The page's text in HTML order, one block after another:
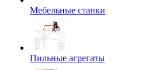
Мебельные станки
Пильные агрегаты